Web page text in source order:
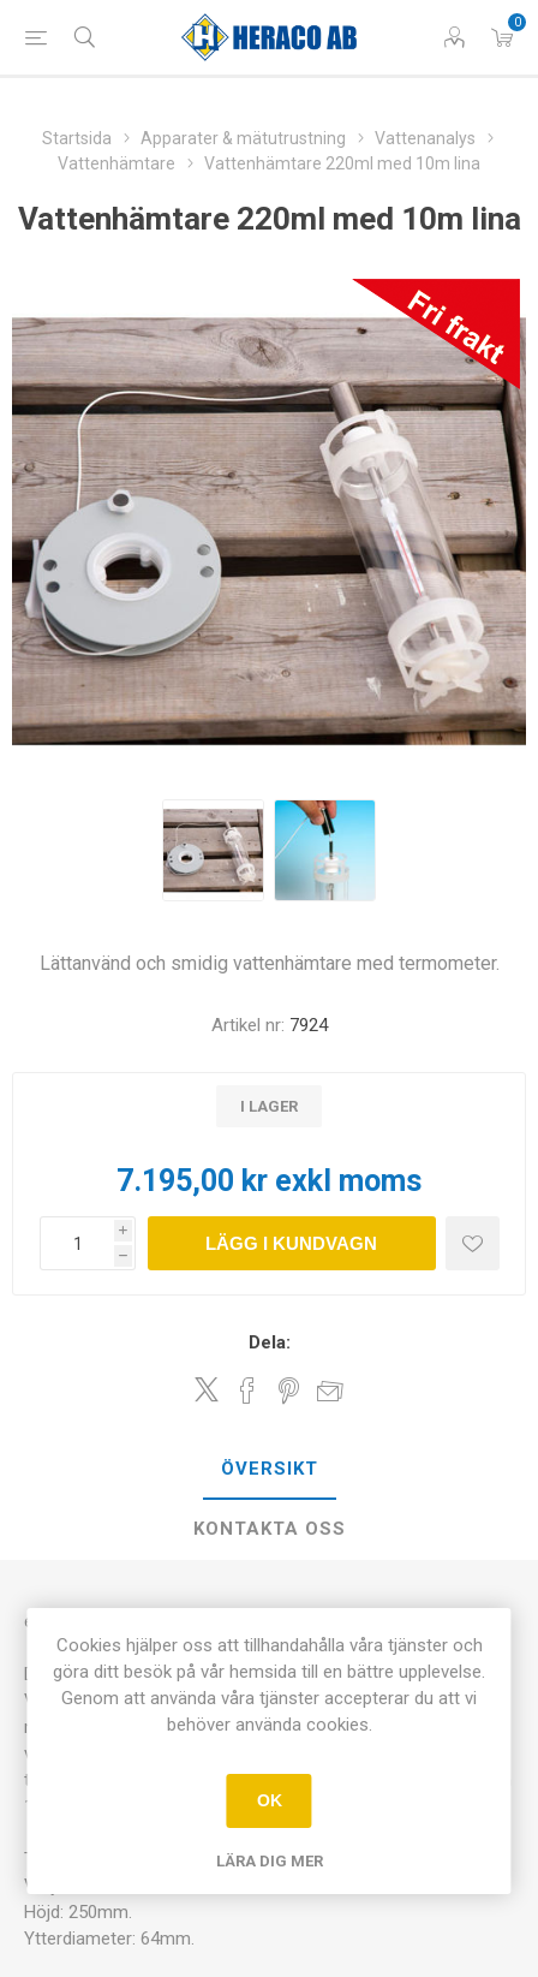
0
Startsida Apparater & mätutrustning
Vattenanalys
Vattenhämtare
Vattenhämtare 220ml med 10m lina
Vattenhämtare 220ml med 10m lina
Lättanvänd och smidig vattenhämtare med termometer.
Artikel nr: 7924
I LAGER
7.195,00 kr exkl moms
i
h
LÄGG I KUNDVAGN
Dela:
ÖVERSIKT
KONTAKTA OSS
enl. Ruttner.
Den består av ett kraftigt akrylplaströr med två ventiler.
Vattenhämtaren sänks till önskat djup, som avläses på linans
markeringar. Därefter släpper man ned lodet som stänger
ventilerna. På den inbyggda termometern kan vattenprovets
temperatur avläsas. Levereras komplett med termometer och
10m lina.
Typ: Hydro-ex.
Volym: 220ml.
Höjd: 250mm.
Ytterdiameter: 64mm.
Cookies hjälper oss att tillhandahålla våra tjänster och
göra ditt besök på vår hemsida till en bättre upplevelse.
Genom att använda våra tjänster accepterar du att vi
behöver använda cookies.
OK
LÄRA DIG MER